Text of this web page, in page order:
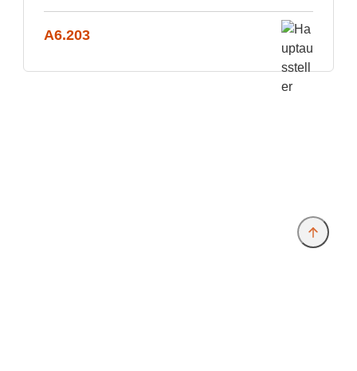
A6.203